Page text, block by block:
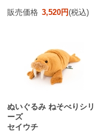
販売価格 3,520円(税込)
ぬいぐるみ ねそべりシリ
ーズ
セイウチ